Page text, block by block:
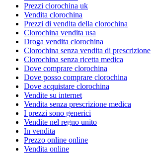
Prezzi clorochina uk
Vendita clorochina
Prezzi di vendita della clorochina
Clorochina vendita usa
Droga vendita clorochina
Clorochina senza vendita di prescrizione
Clorochina senza ricetta medica
Dove comprare clorochina
Dove posso comprare clorochina
Dove acquistare clorochina
Vendite su internet
Vendita senza prescrizione medica
I prezzi sono generici
Vendite nel regno unito
In vendita
Prezzo online online
Vendita online